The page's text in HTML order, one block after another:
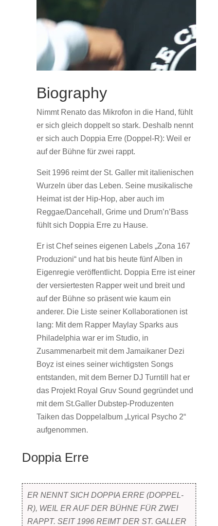
Biography
Nimmt Renato das Mikrofon in die Hand, fühlt
er sich gleich doppelt so stark. Deshalb nennt
er sich auch Doppia Erre (Doppel-R): Weil er
auf der Bühne für zwei rappt.
Seit 1996 reimt der St. Galler mit italienischen
Wurzeln über das Leben. Seine musikalische
Heimat ist der Hip-Hop, aber auch im
Reggae/Dancehall, Grime und Drum’n’Bass
fühlt sich Doppia Erre zu Hause.
Er ist Chef seines eigenen Labels „Zona 167
Produzioni“ und hat bis heute fünf Alben in
Eigenregie veröffentlicht. Doppia Erre ist einer
der versiertesten Rapper weit und breit und
auf der Bühne so präsent wie kaum ein
anderer. Die Liste seiner Kollaborationen ist
lang: Mit dem Rapper Maylay Sparks aus
Philadelphia war er im Studio, in
Zusammenarbeit mit dem Jamaikaner Dezi
Boyz ist eines seiner wichtigsten Songs
entstanden, mit dem Berner DJ Turntill hat er
das Projekt Royal Gruv Sound gegründet und
mit dem St.Galler Dubstep-Produzenten
Taiken das Doppelalbum „Lyrical Psycho 2“
aufgenommen.
Doppia Erre
ER NENNT SICH DOPPIA ERRE (DOPPEL-
R), WEIL ER AUF DER BÜHNE FÜR ZWEI
RAPPT. SEIT 1996 REIMT DER ST. GALLER